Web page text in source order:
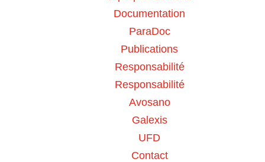
Documentation
ParaDoc
Publications
Responsabilité
Responsabilité
Avosano
Galexis
UFD
Contact
réseaux sociaux comme des « remèdes miracles
» peuvent en réalité comporter des principes
réalisées au laboratoire de Swissmedic ont entre
autres révélé la présence d’un principe actif nocif,
la sibutramine. Celle-ci était commercialisée en